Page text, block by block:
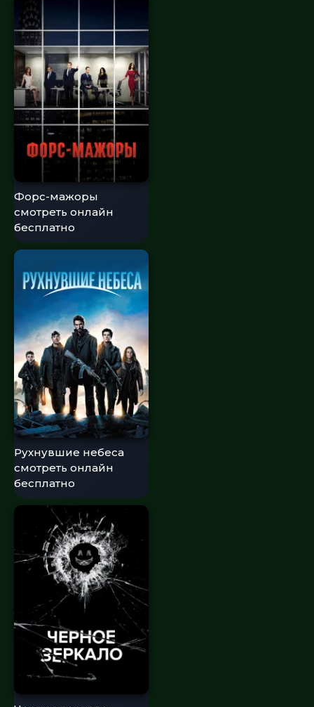
Форс-мажоры
смотреть онлайн
бесплатно
Рухнувшие небеса
смотреть онлайн
бесплатно